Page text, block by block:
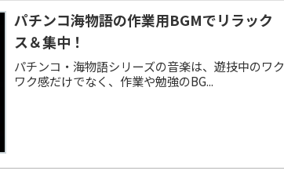
パチンコ海物語の作業用BGMでリラック
ス＆集中！
パチンコ・海物語シリーズの音楽は、遊技中のワク
ワク感だけでなく、作業や勉強のBG...